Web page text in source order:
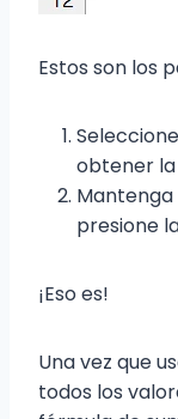
Estos son los
obtener
Mantenga
presione
¡Eso es!
Una vez que
todos los